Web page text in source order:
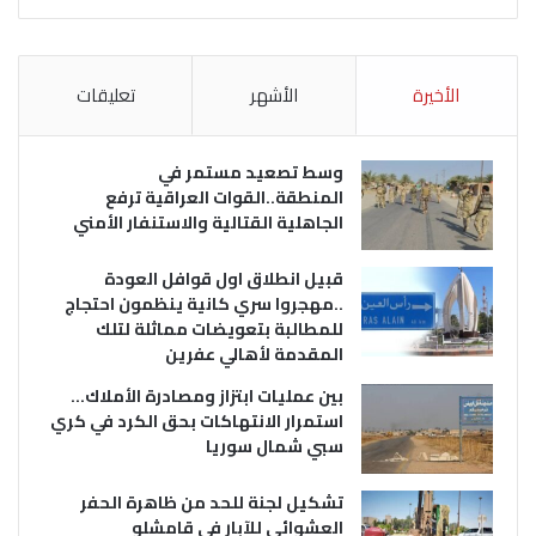
الأخيرة الأشهر تعليقات
وسط تصعيد مستمر في
المنطقة..القوات العراقية ترفع
الجاهلية القتالية والاستنفار الأمني
قبيل انطلاق اول قوافل العودة
..مهجروا سري كانية ينظمون احتجاج
للمطالبة بتعويضات مماثلة لتلك
المقدمة لأهالي عفرين
بين عمليات ابتزاز ومصادرة الأملاك…
استمرار الانتهاكات بحق الكرد في كري
سبي شمال سوريا
تشكيل لجنة للحد من ظاهرة الحفر
العشوائي للآبار في قامشلو